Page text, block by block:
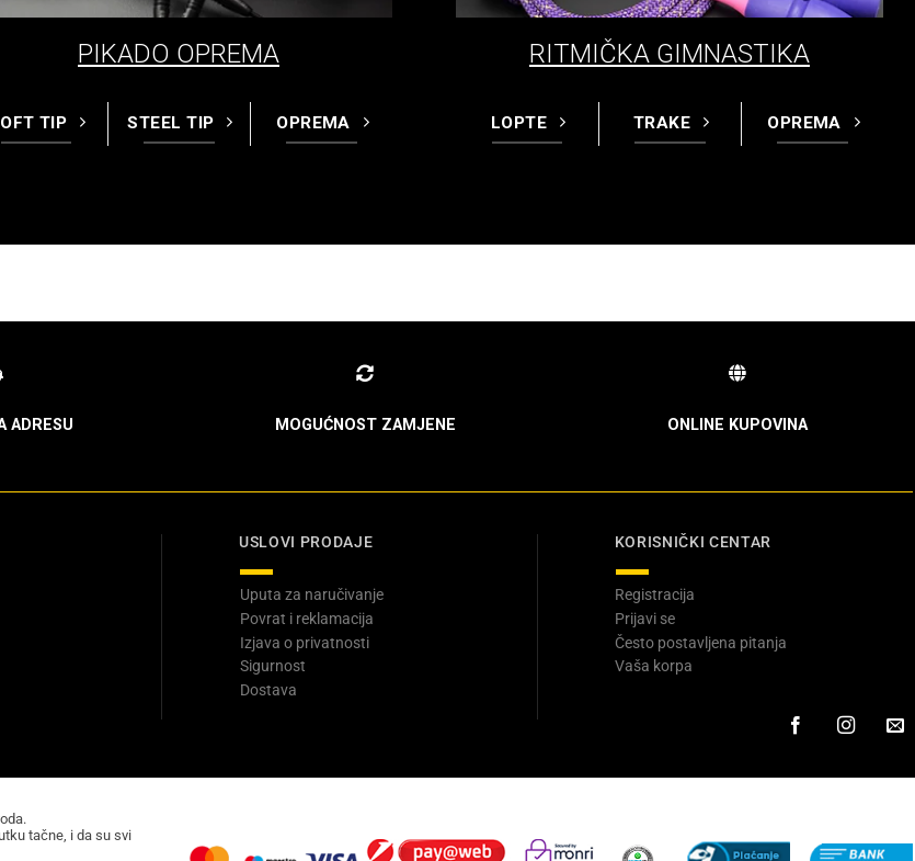
PIKADO OPREMA
TIP STEEL TIP OPREMA
RITMIČKA GIMNASTIKA
LOPTE TRAKE OPREMA
ADRESU MOGUĆNOST ZAMJENE ONLINE KUPOVINA
USLOVI PRODAJE
Uputa za naručivanje
Povrat i reklamacija
Izjava o privatnosti
Sigurnost
Dostava
KORISNIČKI CENTAR
Registracija
Prijavi se
Često postavljena pitanja
Vaša korpa
tačne, i da su svi